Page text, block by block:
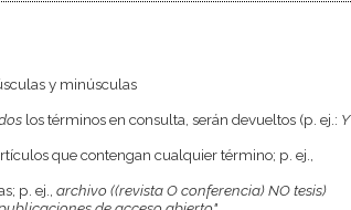
y minúsculas
los términos en consulta, serán devueltos (p. ej.: Y
que contengan cualquier término; p. ej.,
p. ej., archivo ((revista O conferencia) NO tesis)